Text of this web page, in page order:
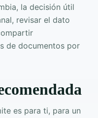
la decisión útil
revisar el dato
de documentos por
es para ti, para un